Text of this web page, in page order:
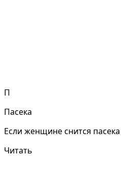
П
Пасека
Если женщине снится
Читать